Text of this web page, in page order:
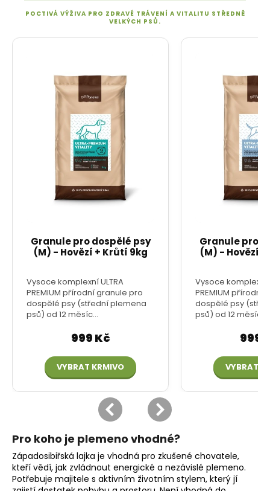
Pro koho je plemeno vhodné?
Západosibiřská lajka je vhodná pro zkušené chovatele,
kteří vědí, jak zvládnout energické a nezávislé plemeno.
Potřebuje majitele s aktivním životním stylem, který jí